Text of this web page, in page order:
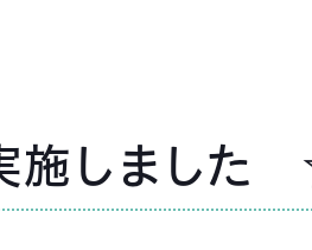
施しました